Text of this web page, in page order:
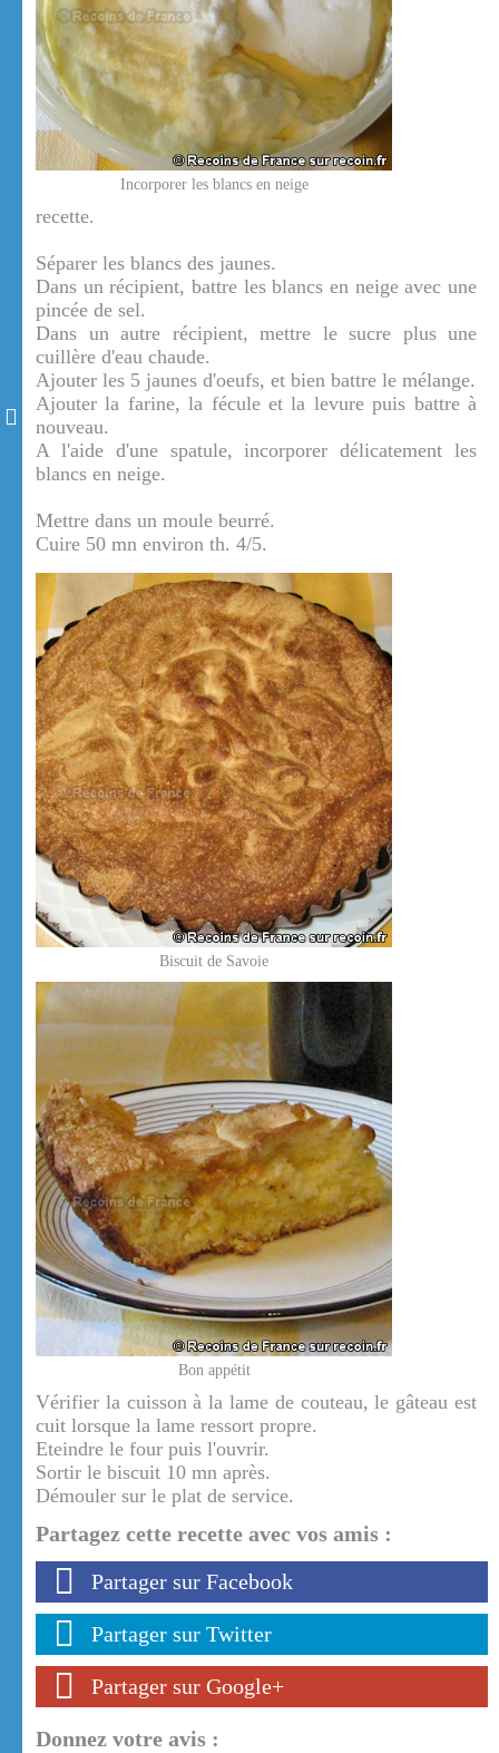
Incorporer les blancs en neige
recette.
Séparer les blancs des jaunes.
Dans un récipient, battre les blancs en neige avec une
pincée de sel.
Dans un autre récipient, mettre le sucre plus une
cuillère d'eau chaude.
Ajouter les 5 jaunes d'oeufs, et bien battre le mélange.
Ajouter la farine, la fécule et la levure puis battre à
nouveau.
A l'aide d'une spatule, incorporer délicatement les
blancs en neige.
Mettre dans un moule beurré.
Cuire 50 mn environ th. 4/5.
Biscuit de Savoie
Bon appétit
Vérifier la cuisson à la lame de couteau, le gâteau est
cuit lorsque la lame ressort propre.
Eteindre le four puis l'ouvrir.
Sortir le biscuit 10 mn après.
Démouler sur le plat de service.
Partagez cette recette avec vos amis :
Partager sur Facebook
Partager sur Twitter
Partager sur Google+
Donnez votre avis :